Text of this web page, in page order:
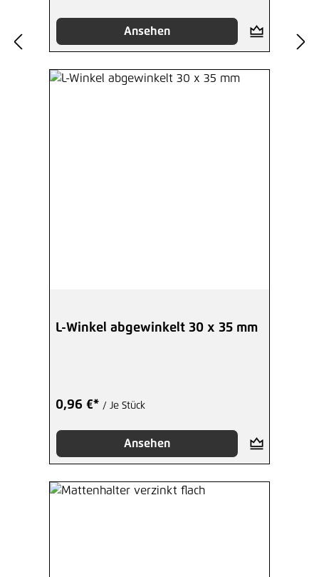
Ansehen
L-Winkel abgewinkelt 30 x 35 mm
0,96 €* / Je Stück
Ansehen